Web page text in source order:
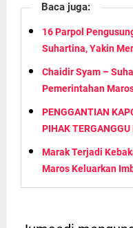
Baca juga:
16 Parpol
Suhartina, Yakin
Chaidir Syam –
Pemerintahan
PENGGANTIAN
PIHAK
Marak Terjadi
Maros Keluarkan